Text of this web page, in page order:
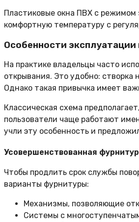
Пластиковые окна ПВХ с режимом
комфортную температуру с
Особенности
На практике владельцы часто
открывания. Это удобно: створка
Однако такая привычка имеет
Классическая схема
пользователи чаще работают
учли эту особенность и
Усовершенствованная
Чтобы продлить срок службы
варианты фурнитуры:
Механизмы, позволяющие
Системы с